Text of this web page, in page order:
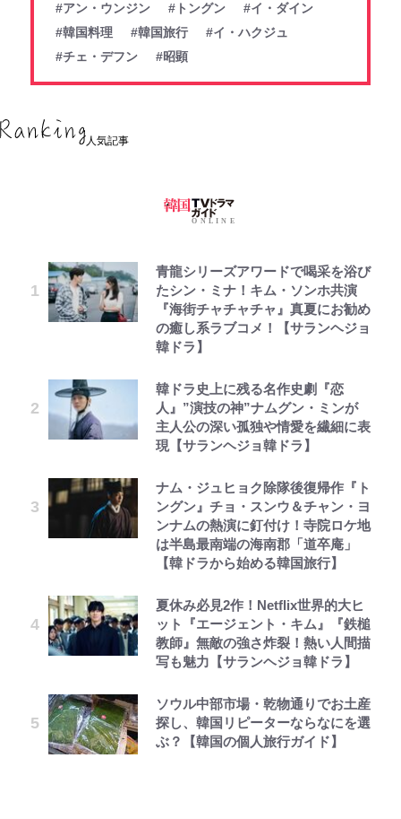
#アン・ウンジン
#トングン
#イ・ダイン
#韓国料理
#韓国旅行
#イ・ハクジュ
#チェ・デフン
#昭顕
人気記事
青龍シリーズアワードで喝采を浴び
たシン・ミナ！キム・ソンホ共演
『海街チャチャチャ』真夏にお勧め
の癒し系ラブコメ！【サランヘジョ
韓ドラ】
韓ドラ史上に残る名作史劇『恋
人』”演技の神”ナムグン・ミンが
主人公の深い孤独や情愛を繊細に表
現【サランヘジョ韓ドラ】
ナム・ジュヒョク除隊後復帰作『ト
ングン』チョ・スンウ＆チャン・ヨ
ンナムの熱演に釘付け！寺院ロケ地
は半島最南端の海南郡「道卒庵」
【韓ドラから始める韓国旅行】
夏休み必見2作！Netflix世界的大ヒ
ット『エージェント・キム』『鉄槌
教師』無敵の強さ炸裂！熱い人間描
写も魅力【サランヘジョ韓ドラ】
ソウル中部市場・乾物通りでお土産
探し、韓国リピーターならなにを選
ぶ？【韓国の個人旅行ガイド】